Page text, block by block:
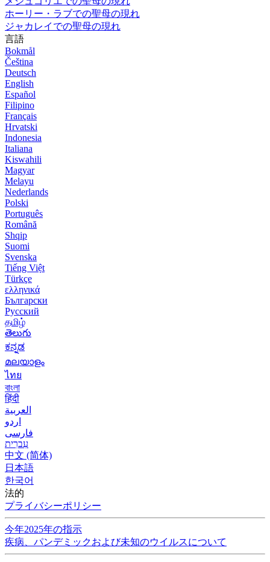
ホーリー・ラブでの聖母の現れ
ジャカレイでの聖母の現れ
言語
Bokmål
Čeština
Deutsch
English
Español
Filipino
Français
Hrvatski
Indonesia
Italiana
Kiswahili
Magyar
Melayu
Nederlands
Polski
Português
Română
Shqip
Suomi
Svenska
Tiếng Việt
Türkçe
ελληνικά
Български
Русский
தமிழ்
తెలుగు
ಕನ್ನಡ
മലയാളം
ไทย
বাংলা
हिंदी
العربية
اردو
فارسی
עִברִית
中文 (简体)
日本語
한국어
法的
プライバシーポリシー
今年2025年の指示
疾病、パンデミックおよび未知のウイルスについて